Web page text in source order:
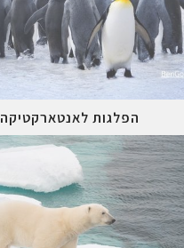
הפלגות לאנטארקטיקה